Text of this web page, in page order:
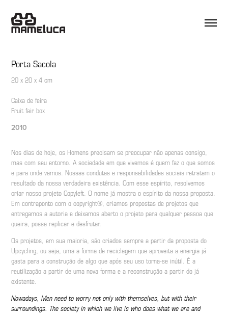
Porta Sacola
20 x 20 x 4 cm
Caixa de feira
Fruit fair box
2010
Nos dias de hoje, os Homens precisam se preocupar não apenas consigo,
mas com seu entorno. A sociedade em que vivemos é quem faz o que somos
e para onde vamos. Nossas condutas e responsabilidades sociais retratam o
resultado da nossa verdadeira existência. Com esse espírito, resolvemos
criar nosso projeto Copyleft. O nome já mostra o espírito da nossa proposta.
Em contraponto com o copyright®, criamos propostas de projetos que
entregamos a autoria e deixamos aberto o projeto para qualquer pessoa que
queira, possa replicar e desfrutar.
Os projetos, em sua maioria, são criados sempre a partir da proposta do
Upcycling, ou seja, uma a forma de reciclagem que aproveita a energia já
gasta para a construção de algo que após seu uso torna-se inútil. É a
reutilização a partir de uma nova forma e a reconstrução a partir do já
existente.
Nowadays, Men need to worry not only with themselves, but with their
surroundings. The society in which we live is who does what we are and